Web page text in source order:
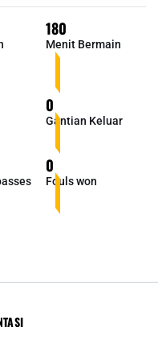
180
Menit Bermain
0
Gantian Keluar
0
Fouls won